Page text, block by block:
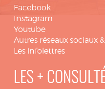
Facebook
Instagram
Youtube
Autres réseaux sociaux
Les infolettres
LES +